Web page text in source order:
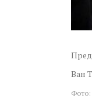
Ван
Фото: